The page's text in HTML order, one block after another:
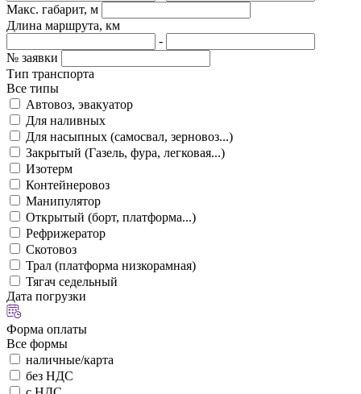
Макс. габарит, м
Длина маршрута, км
-
№ заявки
Тип транспорта
Все типы
Автовоз, эвакуатор
Для наливных
Для насыпных (самосвал, зерновоз...)
Закрытый (Газель, фура, легковая...)
Изотерм
Контейнеровоз
Манипулятор
Открытый (борт, платформа...)
Рефрижератор
Скотовоз
Трал (платформа низкорамная)
Тягач седельный
Дата погрузки
Форма оплаты
Все формы
наличные/карта
без НДС